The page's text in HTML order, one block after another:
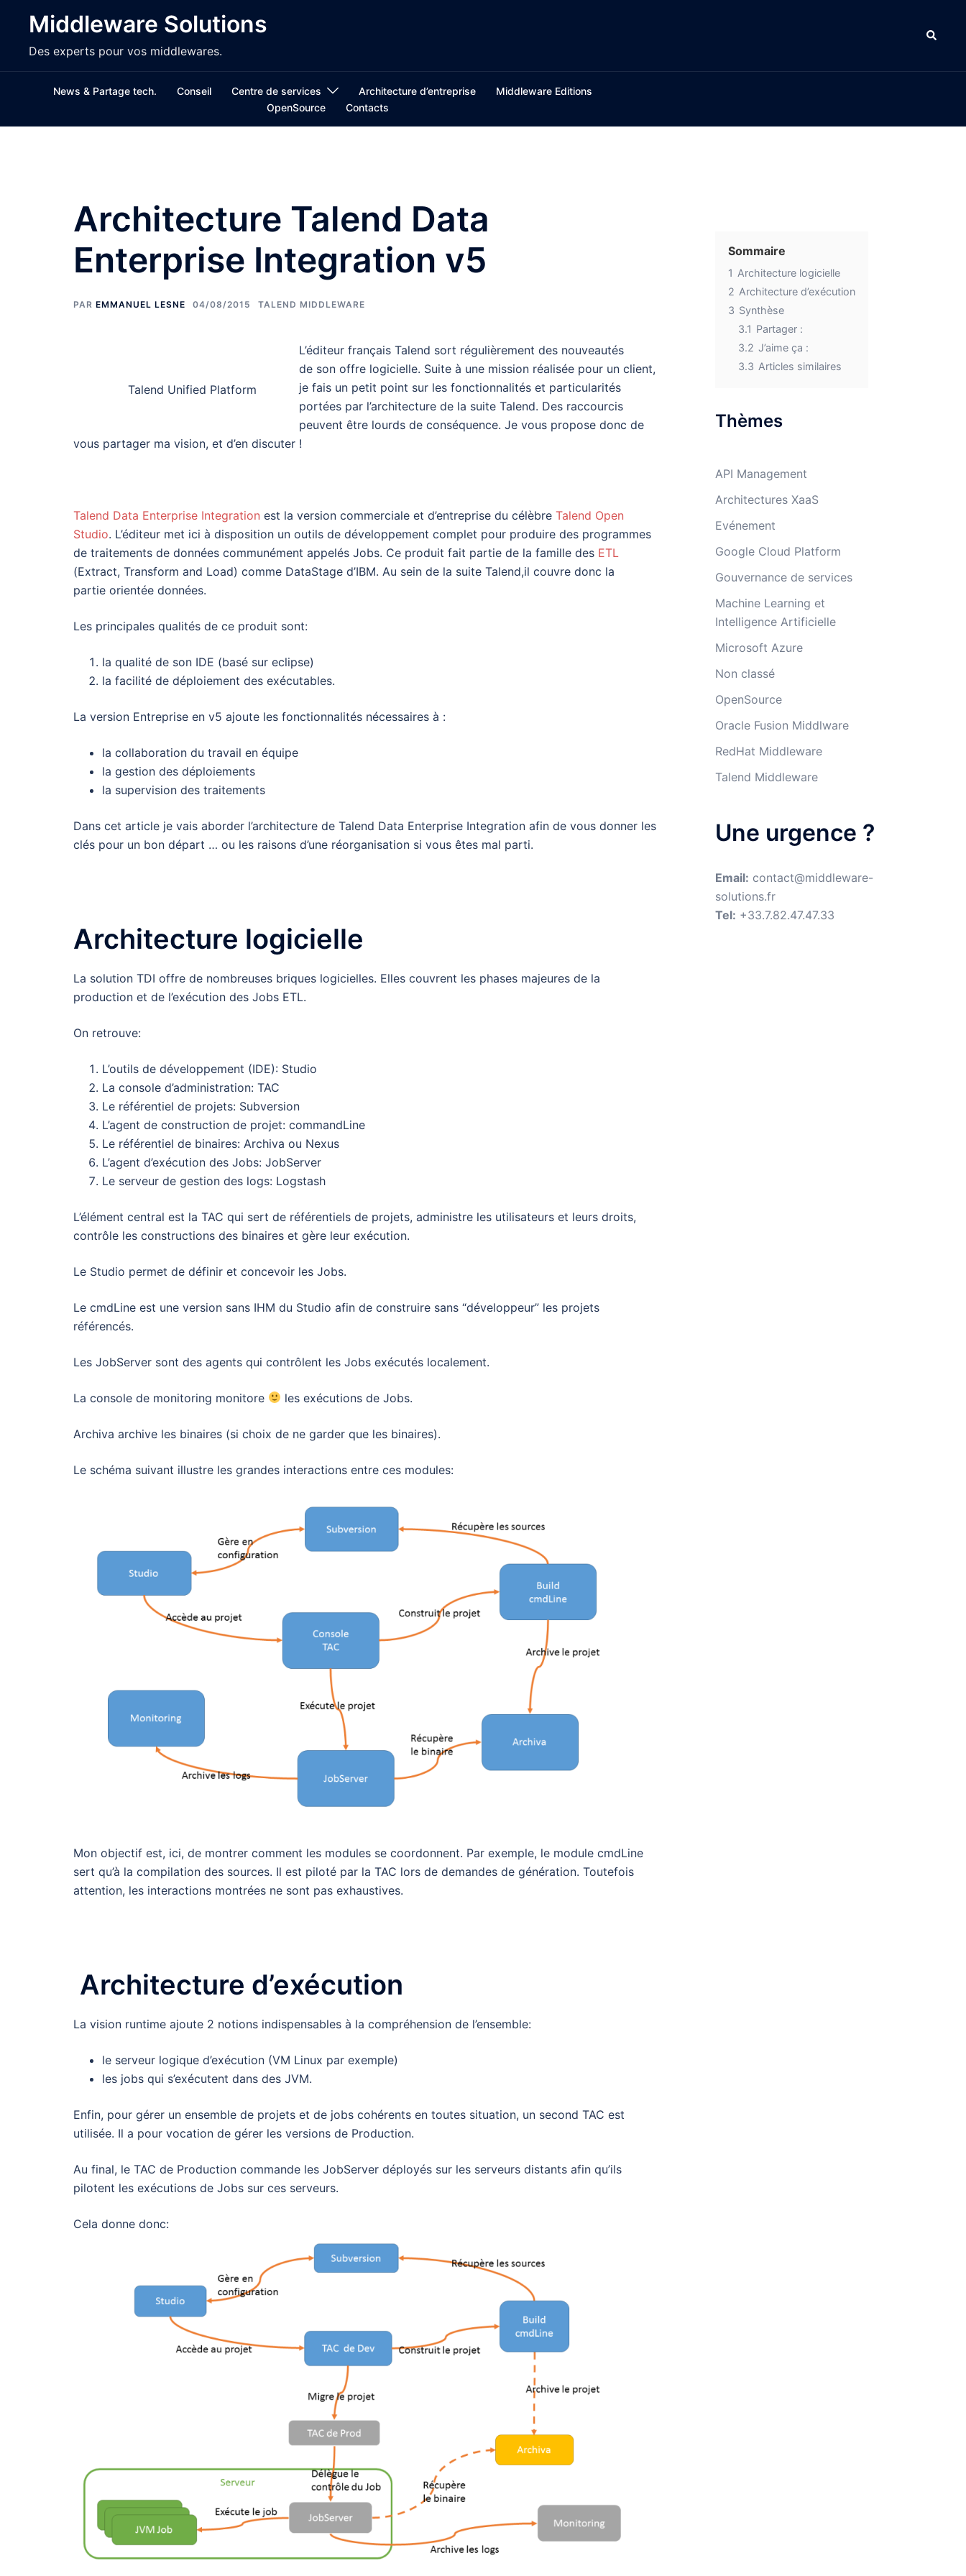
contenu
Middleware Solutions
Des experts pour vos middlewares.
News & Partage tech. Conseil Centre de services Architecture d’entreprise
Middleware Editions
OpenSource
Contacts
Architecture Talend Data
Enterprise Integration v5
PAR EMMANUEL LESNE 04/08/2015 TALEND MIDDLEWARE
Talend Unified Platform
L’éditeur français Talend sort régulièrement des nouveautés
de son offre logicielle. Suite à une mission réalisée pour un client,
je fais un petit point sur les fonctionnalités et particularités
portées par l’architecture de la suite Talend. Des raccourcis
peuvent être lourds de conséquence. Je vous propose donc de
vous partager ma vision, et d’en discuter !
Talend Data Enterprise Integration est la version commerciale et d’entreprise du célèbre Talend Open
Studio. L’éditeur met ici à disposition un outils de développement complet pour produire des programmes
de traitements de données communément appelés Jobs. Ce produit fait partie de la famille des ETL
(Extract, Transform and Load) comme DataStage d’IBM. Au sein de la suite Talend,il couvre donc la
partie orientée données.
Les principales qualités de ce produit sont:
la qualité de son IDE (basé sur eclipse)
la facilité de déploiement des exécutables.
La version Entreprise en v5 ajoute les fonctionnalités nécessaires à :
la collaboration du travail en équipe
la gestion des déploiements
la supervision des traitements
Dans cet article je vais aborder l’architecture de Talend Data Enterprise Integration afin de vous donner les
clés pour un bon départ … ou les raisons d’une réorganisation si vous êtes mal parti.
Architecture logicielle
La solution TDI offre de nombreuses briques logicielles. Elles couvrent les phases majeures de la
production et de l’exécution des Jobs ETL.
On retrouve:
L’outils de développement (IDE): Studio
La console d’administration: TAC
Le référentiel de projets: Subversion
L’agent de construction de projet: commandLine
Le référentiel de binaires: Archiva ou Nexus
L’agent d’exécution des Jobs: JobServer
Le serveur de gestion des logs: Logstash
L’élément central est la TAC qui sert de référentiels de projets, administre les utilisateurs et leurs droits,
contrôle les constructions des binaires et gère leur exécution.
Le Studio permet de définir et concevoir les Jobs.
Le cmdLine est une version sans IHM du Studio afin de construire sans “développeur” les projets
référencés.
Les JobServer sont des agents qui contrôlent les Jobs exécutés localement.
La console de monitoring monitore les exécutions de Jobs.
Archiva archive les binaires (si choix de ne garder que les binaires).
Le schéma suivant illustre les grandes interactions entre ces modules:
Mon objectif est, ici, de montrer comment les modules se coordonnent. Par exemple, le module cmdLine
sert qu’à la compilation des sources. Il est piloté par la TAC lors de demandes de génération. Toutefois
attention, les interactions montrées ne sont pas exhaustives.
Architecture d’exécution
La vision runtime ajoute 2 notions indispensables à la compréhension de l’ensemble:
le serveur logique d’exécution (VM Linux par exemple)
les jobs qui s’exécutent dans des JVM.
Enfin, pour gérer un ensemble de projets et de jobs cohérents en toutes situation, un second TAC est
utilisée. Il a pour vocation de gérer les versions de Production.
Au final, le TAC de Production commande les JobServer déployés sur les serveurs distants afin qu’ils
pilotent les exécutions de Jobs sur ces serveurs.
Cela donne donc:
Sommaire
1 Architecture logicielle
2 Architecture d’exécution
3 Synthèse
3.1 Partager :
3.2 J’aime ça :
3.3 Articles similaires
Thèmes
API Management
Architectures XaaS
Evénement
Google Cloud Platform
Gouvernance de services
Machine Learning et
Intelligence Artificielle
Microsoft Azure
Non classé
OpenSource
Oracle Fusion Middlware
RedHat Middleware
Talend Middleware
Une urgence ?
Email: contact@middleware-
solutions.fr
Tel: +33.7.82.47.47.33